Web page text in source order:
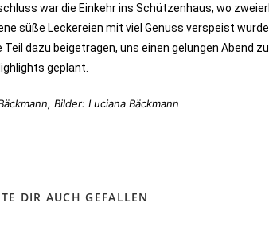
war die Einkehr ins Schützenhaus, wo
süße Leckereien mit viel Genuss verspeist
Teil dazu beigetragen, uns einen gelungen Abend
geplant.
Bilder: Luciana Bäckmann
DIR AUCH GEFALLEN